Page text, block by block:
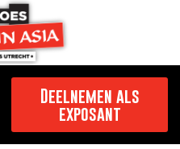
Deelnemen als
exposant